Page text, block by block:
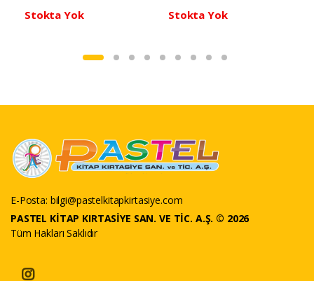
Stokta Yok Stokta Yok
E-Posta: bilgi@pastelkitapkirtasiye.com
PASTEL KİTAP KIRTASİYE SAN. VE TİC. A.Ş. © 2026
Tüm Hakları Saklıdır